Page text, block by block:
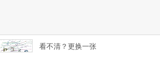
看不清？更换一张